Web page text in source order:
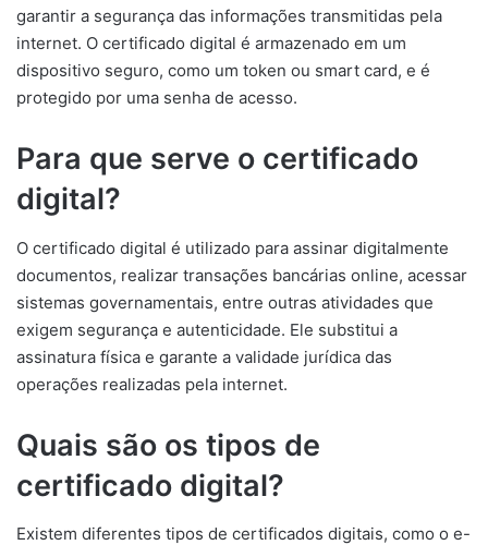
garantir a segurança das informações transmitidas pela
internet. O certificado digital é armazenado em um
dispositivo seguro, como um token ou smart card, e é
protegido por uma senha de acesso.
Para que serve o certificado
digital?
O certificado digital é utilizado para assinar digitalmente
documentos, realizar transações bancárias online, acessar
sistemas governamentais, entre outras atividades que
exigem segurança e autenticidade. Ele substitui a
assinatura física e garante a validade jurídica das
operações realizadas pela internet.
Quais são os tipos de
certificado digital?
Existem diferentes tipos de certificados digitais, como o e-